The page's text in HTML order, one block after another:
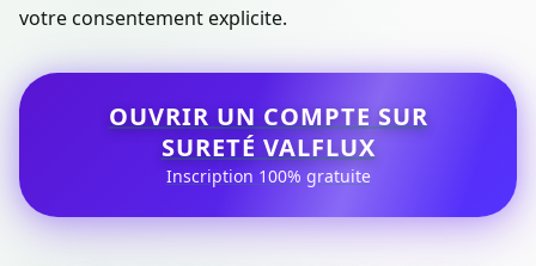
votre consentement explicite.
OUVRIR UN COMPTE SUR
SURETÉ VALFLUX
Inscription 100% gratuite